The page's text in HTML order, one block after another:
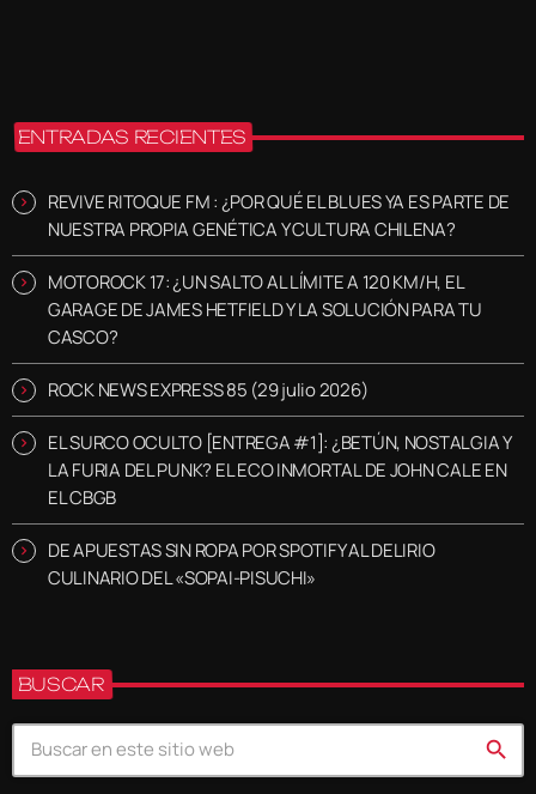
ENTRADAS RECIENTES
REVIVE RITOQUE FM : ¿POR QUÉ EL BLUES YA ES PARTE DE
NUESTRA PROPIA GENÉTICA Y CULTURA CHILENA?
MOTOROCK 17: ¿UN SALTO AL LÍMITE A 120 KM/H, EL
GARAGE DE JAMES HETFIELD Y LA SOLUCIÓN PARA TU
CASCO?
ROCK NEWS EXPRESS 85 (29 julio 2026)
EL SURCO OCULTO [ENTREGA #1]: ¿BETÚN, NOSTALGIA Y
LA FURIA DEL PUNK? EL ECO INMORTAL DE JOHN CALE EN
EL CBGB
DE APUESTAS SIN ROPA POR SPOTIFY AL DELIRIO
CULINARIO DEL «SOPAI-PISUCHI»
BUSCAR
search